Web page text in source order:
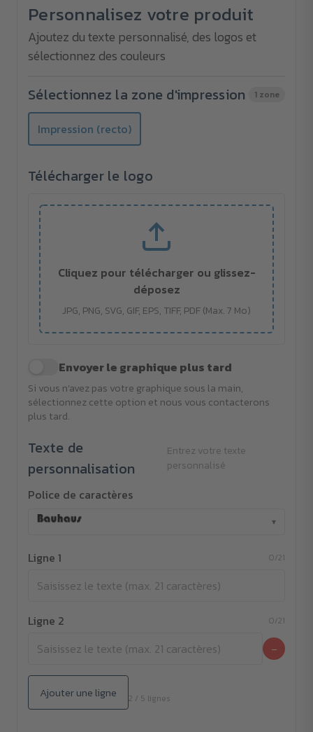
de
poche
2-
en-
de
poche
2-
en-
1
Personnalisez votre produit
Ajoutez du texte personnalisé, des logos et
sélectionnez des couleurs
Sélectionnez la zone d'impression 1 zone
Impression (recto)
Télécharger le logo
Cliquez pour télécharger ou glissez-
déposez
JPG, PNG, SVG, GIF, EPS, TIFF, PDF (Max. 7 Mo)
Envoyer le graphique plus tard
Si vous n'avez pas votre graphique sous la main,
sélectionnez cette option et nous vous contacterons
plus tard.
Texte de
personnalisation
Entrez votre texte
personnalisé
Police de caractères
▾
Ligne 1 0/21
Ligne 2 0/21
−
Ajouter une ligne 2 / 5 lignes